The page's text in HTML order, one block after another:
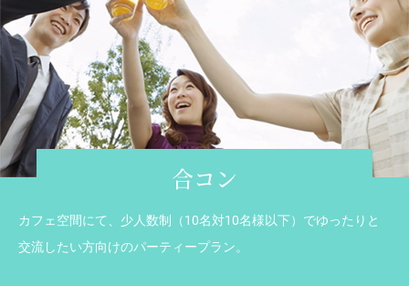
合コン
カフェ空間にて、少人数制（10名対10名様以下）でゆったりと
交流したい方向けのパーティープラン。